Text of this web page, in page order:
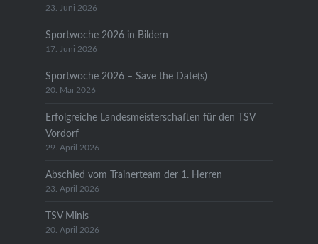
23. Juni 2026
Sportwoche 2026 in Bildern
17. Juni 2026
Sportwoche 2026 – Save the Date(s)
20. Mai 2026
Erfolgreiche Landesmeisterschaften für den TSV
Vordorf
29. April 2026
Abschied vom Trainerteam der 1. Herren
23. April 2026
TSV Minis
20. April 2026